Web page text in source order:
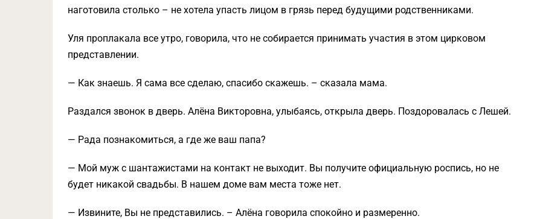
наготовила столько – не хотела упасть лицом в грязь перед будущими родственниками.
Уля проплакала все утро, говорила, что не собирается принимать участия в этом цирковом
представлении.
— Как знаешь. Я сама все сделаю, спасибо скажешь. – сказала мама.
Раздался звонок в дверь. Алёна Викторовна, улыбаясь, открыла дверь. Поздоровалась с Лешей.
— Рада познакомиться, а где же ваш папа?
— Мой муж с шантажистами на контакт не выходит. Вы получите официальную роспись, но не
будет никакой свадьбы. В нашем доме вам места тоже нет.
— Извините, Вы не представились. – Алёна говорила спокойно и размеренно.